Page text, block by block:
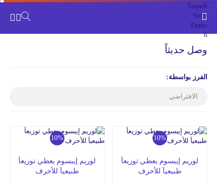
وصل حديثاً
الفرز بواسطة:
10%
لوريم إيبسوم يعطي توزيعاَ
طبيعياَ للأحرف
10%
لوريم إيبسوم يعطي توزيعاَ
طبيعياَ للأحرف